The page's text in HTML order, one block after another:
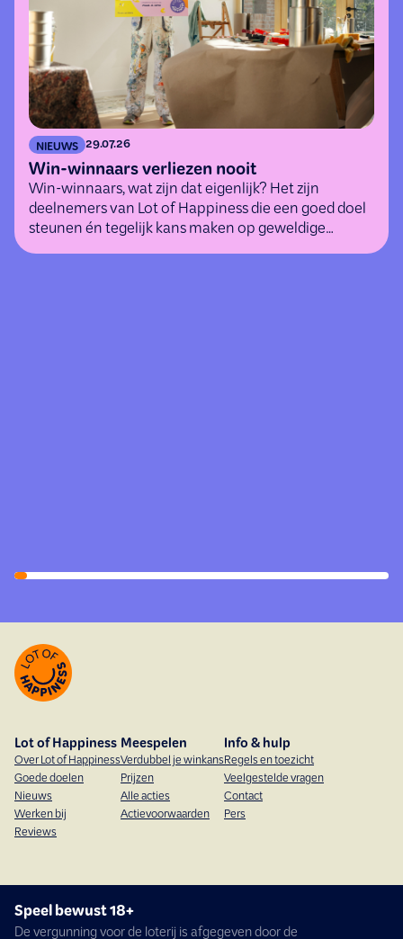
NIEUWS 29.07.26
Win-winnaars verliezen nooit
Win-winnaars, wat zijn dat eigenlijk? Het zijn
deelnemers van Lot of Happiness die een goed doel
steunen én tegelijk kans maken op geweldige
(geld)prijzen.
Lot of Happiness
Over Lot of Happiness
Goede doelen
Nieuws
Werken bij
Reviews
Meespelen
Verdubbel je winkans
Prijzen
Alle acties
Actievoorwaarden
Info & hulp
Regels en toezicht
Veelgestelde vragen
Contact
Pers
Speel bewust 18+
De vergunning voor de loterij is afgegeven door de